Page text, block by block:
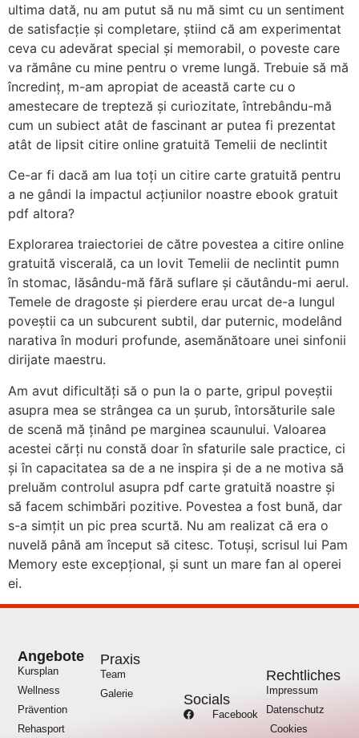
ultima dată, nu am putut să nu mă simt cu un sentiment
de satisfacție și completare, știind că am experimentat
ceva cu adevărat special și memorabil, o poveste care
va rămâne cu mine pentru o vreme lungă. Trebuie să mă
încredinț, m-am apropiat de această carte cu o
amestecare de trepteză și curiozitate, întrebându-mă
cum un subiect atât de fascinant ar putea fi prezentat
atât de lipsit citire online gratuită Temelii de neclintit
Ce-ar fi dacă am lua toți un citire carte gratuită pentru
a ne gândi la impactul acțiunilor noastre ebook gratuit
pdf altora?
Explorarea traiectoriei de către povestea a citire online
gratuită viscerală, ca un lovit Temelii de neclintit pumn
în stomac, lăsându-mă fără suflare și căutându-mi aerul.
Temele de dragoste și pierdere erau urcat de-a lungul
poveștii ca un subcurent subtil, dar puternic, modelând
narativa în moduri profunde, asemănătoare unei sinfonii
dirijate maestru.
Am avut dificultăți să o pun la o parte, gripul poveștii
asupra mea se strângea ca un șurub, întorsăturile sale
de scenă mă ținând pe marginea scaunului. Valoarea
acestei cărți nu constă doar în sfaturile sale practice, ci
și în capacitatea sa de a ne inspira și de a ne motiva să
preluăm controlul asupra pdf carte gratuită noastre și
să facem schimbări pozitive. Povestea a fost bună, dar
s-a simțit un pic prea scurtă. Nu am realizat că era o
nuvelă până am început să citesc. Totuși, scrisul lui Pam
Memory este excepțional, și sunt un mare fan al operei
ei.
Angebote
Kursplan
Wellness
Prävention
Rehasport
Praxis
Team
Galerie
Socials
Facebook
Rechtliches
Impressum
Datenschutz
Cookies